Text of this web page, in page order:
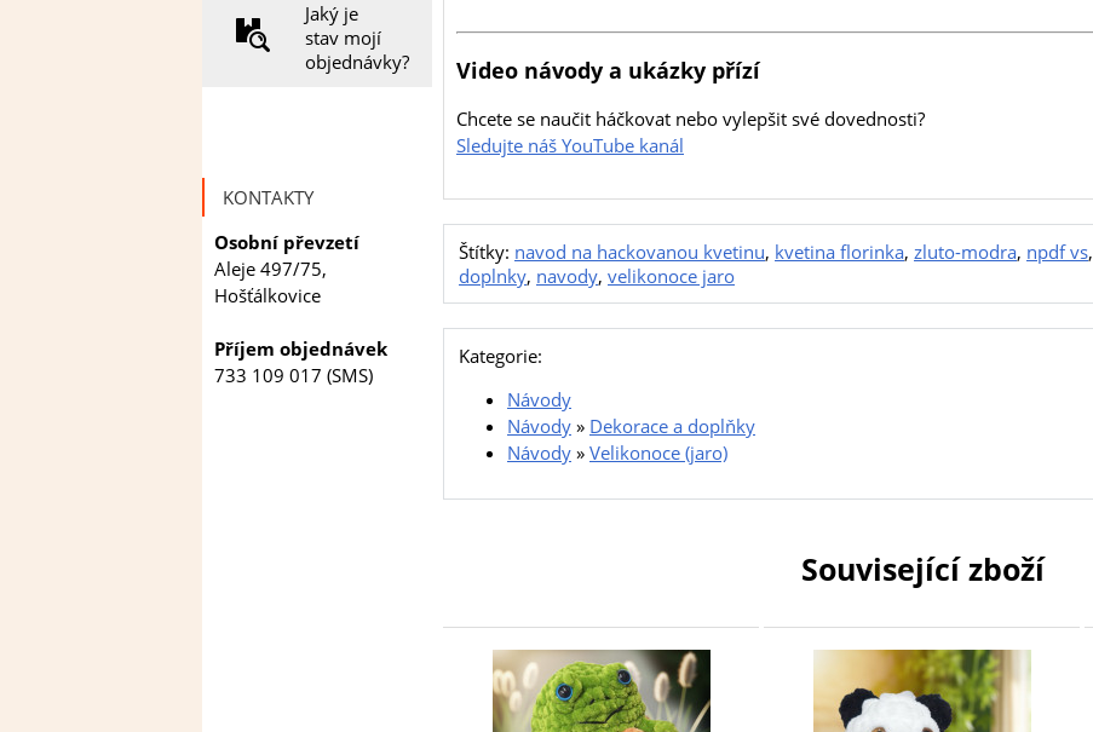
Jaký je
stav mojí
objednávky?
KONTAKTY
Osobní převzetí
Aleje 497/75,
Hošťálkovice
Příjem objednávek
733 109 017 (SMS)
Video návody a ukázky přízí
Chcete se naučit háčkovat nebo vylepšit své dovednosti?
Sledujte náš YouTube kanál
Štítky: navod na hackovanou kvetinu, kvetina florinka, zluto-modra, npdf vs,
doplnky, navody, velikonoce jaro
Kategorie:
Návody
Návody » Dekorace a doplňky
Návody » Velikonoce (jaro)
Související zboží